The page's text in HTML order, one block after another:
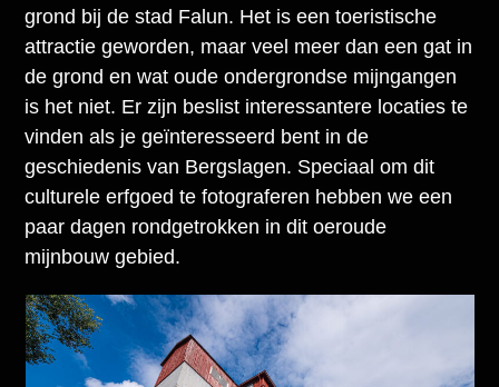
grond bij de stad Falun. Het is een toeristische
attractie geworden, maar veel meer dan een gat in
de grond en wat oude ondergrondse mijngangen
is het niet. Er zijn beslist interessantere locaties te
vinden als je geïnteresseerd bent in de
geschiedenis van Bergslagen. Speciaal om dit
culturele erfgoed te fotograferen hebben we een
paar dagen rondgetrokken in dit oeroude
mijnbouw gebied.